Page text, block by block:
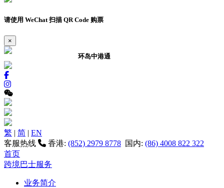
请使用 WeChat 扫描 QR Code 购票
×
环岛中港通
繁 | 简 | EN
客服热线
香港: (852) 2979 8778 国内: (86) 4008 822 322
首页
跨境巴士服务
业务简介